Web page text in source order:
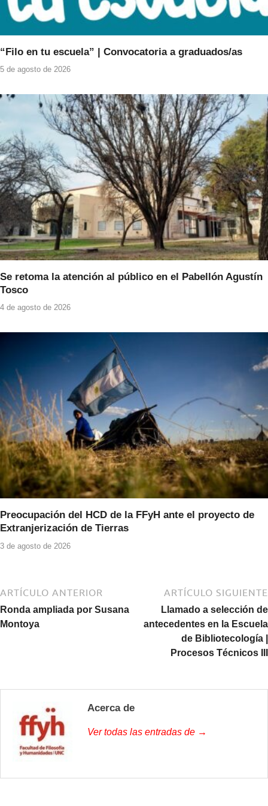
“Filo en tu escuela” | Convocatoria a graduados/as
5 de agosto de 2026
Se retoma la atención al público en el Pabellón Agustín
Tosco
4 de agosto de 2026
Preocupación del HCD de la FFyH ante el proyecto de
Extranjerización de Tierras
3 de agosto de 2026
ARTÍCULO ANTERIOR
Ronda ampliada por Susana
Montoya
ARTÍCULO SIGUIENTE
Llamado a selección de
antecedentes en la Escuela
de Bibliotecología |
Procesos Técnicos III
Acerca de
Ver todas las entradas de →